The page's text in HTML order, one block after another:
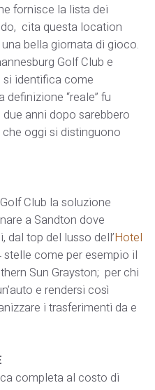
fornisce la lista dei
cita questa location
bella giornata di gioco.
Golf Club e
identifica come
definizione “reale” fu
anni dopo sarebbero
oggi si distinguono
Club la soluzione
a Sandton dove
dal top del lusso dell’Hotel
come per esempio il
Sun Grayston; per chi
e rendersi così
i trasferimenti da e
completa al costo di